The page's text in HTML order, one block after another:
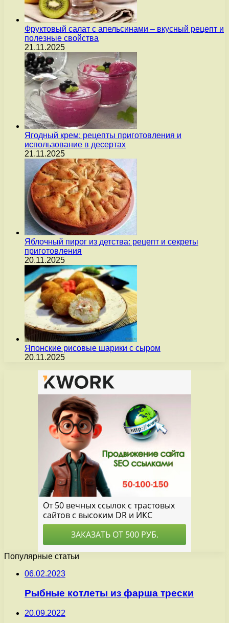
Фруктовый салат с апельсинами – вкусный рецепт и
полезные свойства
21.11.2025
Ягодный крем: рецепты приготовления и
использование в десертах
21.11.2025
Яблочный пирог из детства: рецепт и секреты
приготовления
20.11.2025
Японские рисовые шарики с сыром
20.11.2025
Популярные статьи
06.02.2023
Рыбные котлеты из фарша трески
20.09.2022